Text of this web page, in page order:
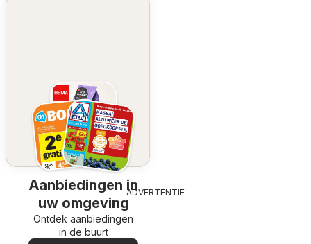
Aanbiedingen in
uw omgeving
Ontdek aanbiedingen
in de buurt
ADVERTENTIE